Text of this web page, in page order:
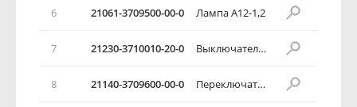
6 21061-3709500-00-0 Лампа А12-1,2
7 21230-3710010-20-0 Выключатель аварийной сигнализации
8 21140-3709600-00-0 Переключатель наружного освещения